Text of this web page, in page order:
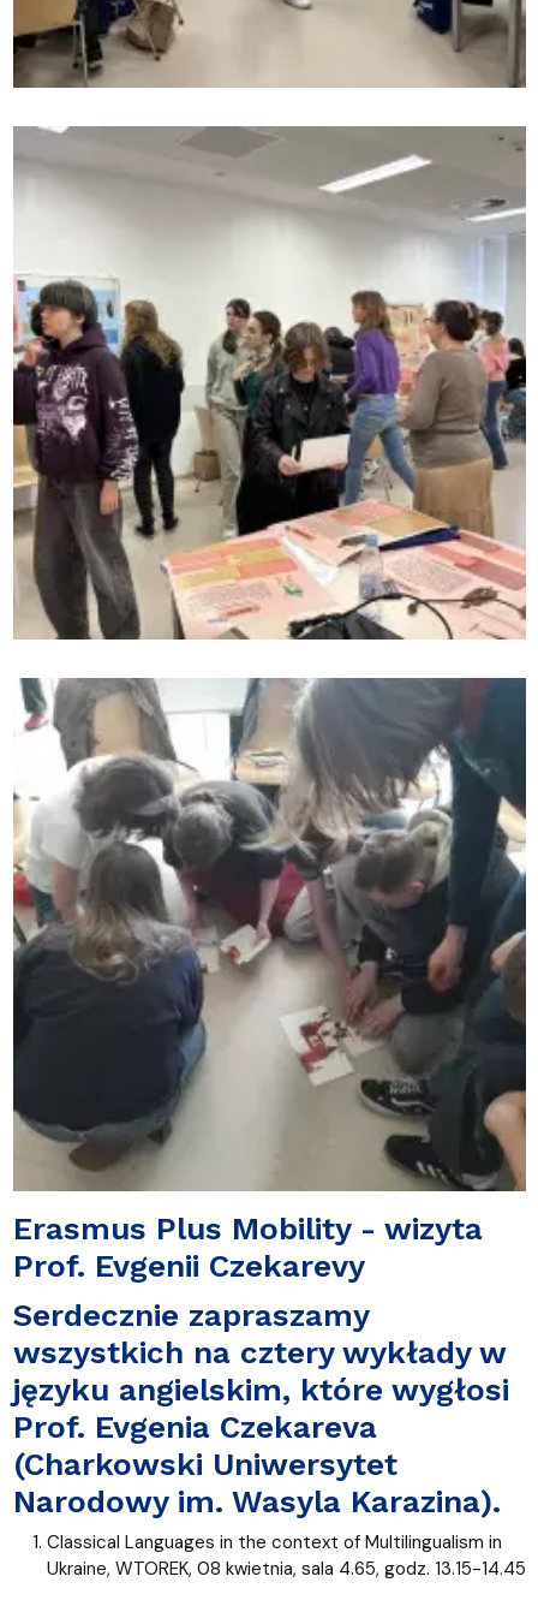
Erasmus Plus Mobility - wizyta
Prof. Evgenii Czekarevy
Serdecznie zapraszamy
wszystkich na cztery wykłady w
języku angielskim, które wygłosi
Prof. Evgenia Czekareva
(Charkowski Uniwersytet
Narodowy im. Wasyla Karazina).
Classical Languages in the context of Multilingualism in
Ukraine, WTOREK, 08 kwietnia, sala 4.65, godz. 13.15-14.45